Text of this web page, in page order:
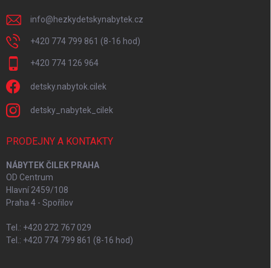
info@hezkydetskynabytek.cz
+420 774 799 861 (8-16 hod)
+420 774 126 964
detsky.nabytok.cilek
detsky_nabytek_cilek
PRODEJNY A KONTAKTY
NÁBYTEK ČILEK PRAHA
OD Centrum
Hlavní 2459/108
Praha 4 - Spořilov
Tel.: +420 272 767 029
Tel.: +420 774 799 861 (8-16 hod)